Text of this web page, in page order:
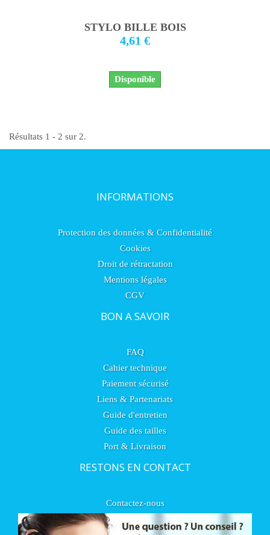
STYLO BILLE BOIS
4,61 €
Disponible
Résultats 1 - 2 sur 2.
INFORMATIONS
Protection des données & Confidentialité
Cookies
Droit de rétractation
Mentions légales
CGV
BON A SAVOIR
FAQ
Cahier technique
Paiement sécurisé
Liens & Partenariats
Guide d'entretien
Guide des tailles
Port & Livraison
RESTONS EN CONTACT
Contactez-nous